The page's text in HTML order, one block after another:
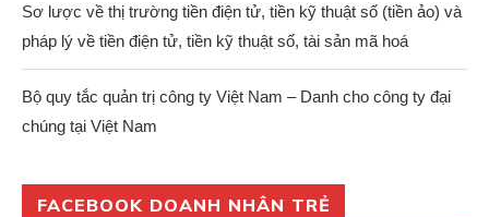
Sơ lược về thị trường tiền điện tử, tiền kỹ thuật số (tiền ảo) và
pháp lý về tiền điện tử, tiền kỹ thuật số, tài sản mã hoá
Bộ quy tắc quản trị công ty Việt Nam – Danh cho công ty đại
chúng tại Việt Nam
FACEBOOK DOANH NHÂN TRẺ